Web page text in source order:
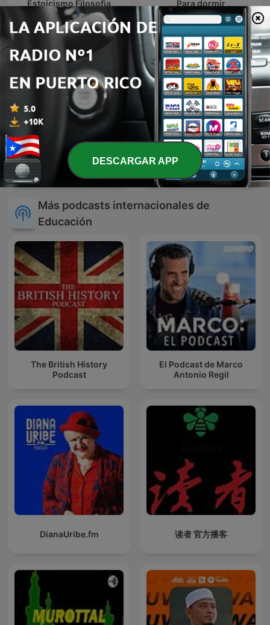
Estoicismo Filosofia Para dormir
El Diario de Tomás Inglés desde cero
Más podcasts internacionales de
Educación
The British History
Podcast
El Podcast de Marco
Antonio Regil
DianaUribe.fm 读者 官方播客
DESCARGAR APP